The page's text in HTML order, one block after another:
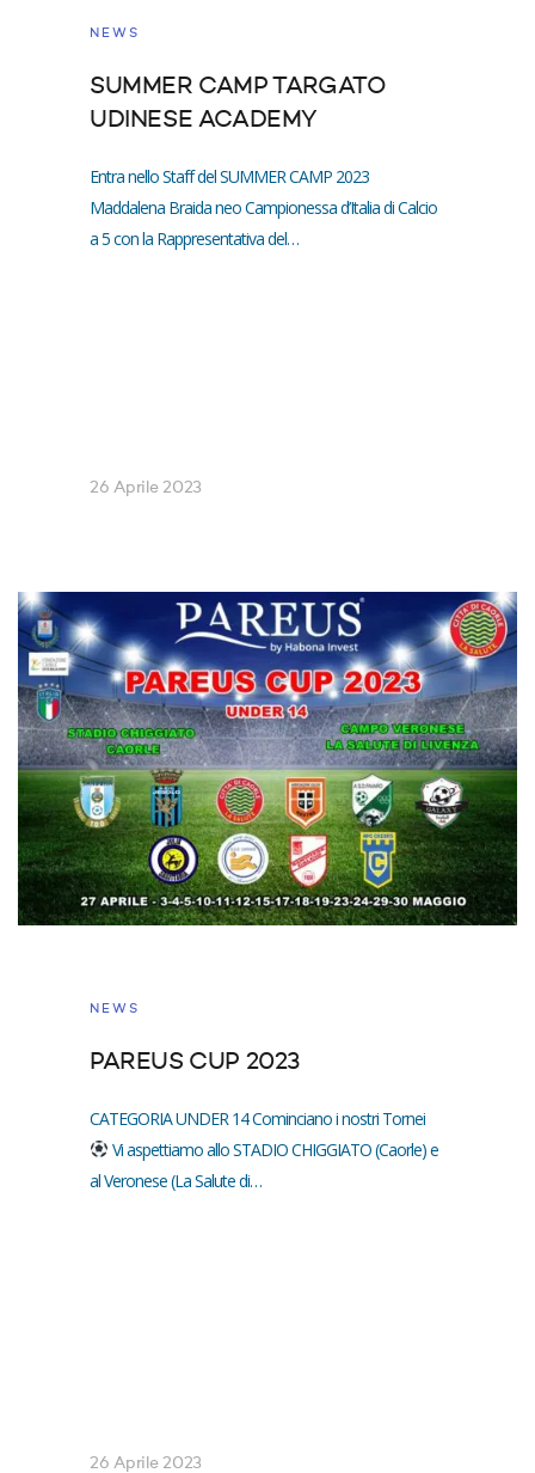
NEWS
SUMMER CAMP TARGATO
UDINESE ACADEMY
Entra nello Staff del SUMMER CAMP 2023
Maddalena Braida neo Campionessa d’Italia di Calcio
a 5 con la Rappresentativa del…
26 Aprile 2023
NEWS
PAREUS CUP 2023
CATEGORIA UNDER 14 Cominciano i nostri Tornei
Vi aspettiamo allo STADIO CHIGGIATO (Caorle) e
al Veronese (La Salute di…
26 Aprile 2023